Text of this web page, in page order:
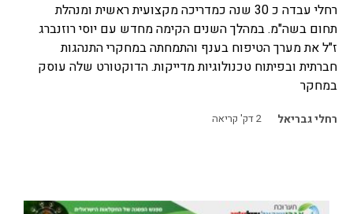
רחלי עבדה כ 30 שנה כמדריכה מקצועית ראשית ומנהלת
תחום בשה"מ. במהלך השנים הקימה מחדש עם יוסי רוזנברג
ז"ל את מערך הטיפוח בענף והתמחתה במחקרי התנהגות
חברתית ובפיתוח טכנולוגיות מדייקות. הדוקטורט שלה עוסק
במחקר
רחלי גבריאל 2דק' קריאה